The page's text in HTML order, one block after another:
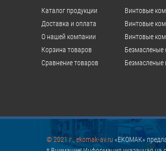
Каталог продукции
Доставка и оплата
О нашей компании
Корзина товаров
Сравнение товаров
Винтовые
Винтовые
Винтовые
Безмасленые
Безмасленые
© 2021 г., ekomak-av.ru «EKOMAK»